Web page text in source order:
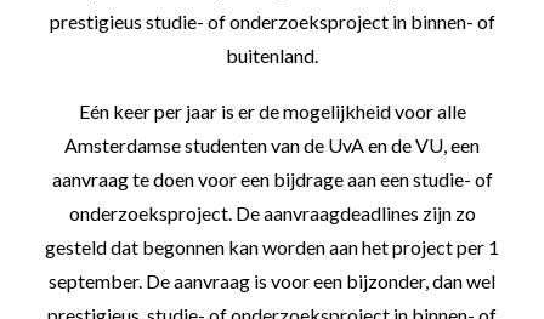
prestigieus studie- of onderzoeksproject in binnen- of
buitenland.
Eén keer per jaar is er de mogelijkheid voor alle
Amsterdamse studenten van de UvA en de VU, een
aanvraag te doen voor een bijdrage aan een studie- of
onderzoeksproject. De aanvraagdeadlines zijn zo
gesteld dat begonnen kan worden aan het project per 1
september. De aanvraag is voor een bijzonder, dan wel